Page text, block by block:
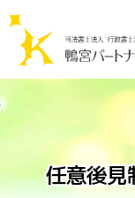
t
鴨宮パートナー
相続手続き
任意後見